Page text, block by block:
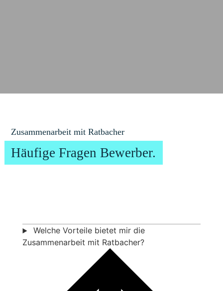
Zusammenarbeit mit Ratbacher
Häufige Fragen Bewerber.
Welche Vorteile bietet mir die
Zusammenarbeit mit Ratbacher?